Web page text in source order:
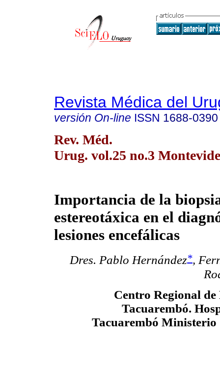
Revista Médica del
versión On-line ISSN 1688-0390
Rev. Méd.
Urug. vol.25 no.3
Importancia de la
estereotáxica en el
lesiones encefálicas
Dres. Pablo Hernández*,
Centro Regional
Tacuarembó.
Tacuarembó Ministerio